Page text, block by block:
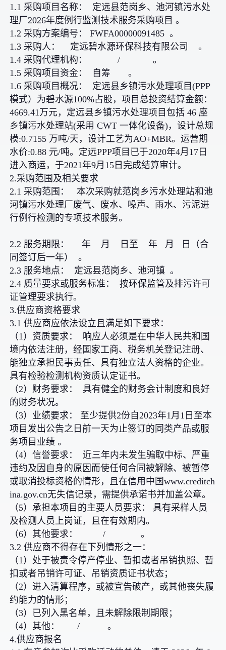
1.1 采购项目名称： 定远县范岗乡、池河镇污水处
理厂2026年度例行监测技术服务采购项目 。
1.2 采购方案编号： FWFA00000091485 。
1.3 采购人： 定远碧水源环保科技有限公司 。
1.4 采购代理机构： / 。
1.5 采购项目资金： 自筹 。
1.6 采购项目概况： 定远县乡镇污水处理项目(PPP
模式）为碧水源100%占股，项目总投资结算金额：
4669.41万元，定远县乡镇污水处理项目包括 46 座
乡镇污水处理站(采用 CWT 一体化设备)，设计总规
模:0.7155 万吨/天，设计工艺为AO+MBR。运营期
水价:0.88 元/吨。定远PPP项目已于2020年4月17日
进入商运，于2021年9月15日完成结算审计。
2.采购范围及相关要求
2.1 采购范围： 本次采购就范岗乡污水处理站和池
河镇污水处理厂废气、废水、噪声、雨水、污泥进
行例行检测的专项技术服务。
2.2 服务期限： 年 月 日至 年 月 日（合
同签订后一年） 。
2.3 服务地点： 定远县范岗乡、池河镇 。
2.4 质量要求或服务标准： 按环保监管及排污许可
证管理要求执行。
3.供应商资格要求
3.1 供应商应依法设立且满足如下要求：
（1）资质要求： 响应人必须是在中华人民共和国
境内依法注册，经国家工商、税务机关登记注册、
能独立承担民事责任、具有独立法人资格的企业。
具有检验检测机构资质认定证书。
（2）财务要求： 具有健全的财务会计制度和良好
的财务状况。
（3）业绩要求： 至少提供2份自2023年1月1日至本
项目发出公告之日前一天为止签订的同类产品或服
务项目业绩 。
（4）信誉要求： 近三年内未发生骗取中标、严重
违约及因自身的原因而使任何合同被解除、被暂停
或取消投标资格的情形，且在信用中国www.creditch
ina.gov.cn无失信记录，需提供承诺书并加盖公章。
（5）承担本项目的主要人员要求： 具有采样人员
及检测人员上岗证，且在有效期内。
（6）其他要求： / 。
3.2 供应商不得存在下列情形之一：
（1）处于被责令停产停业、暂扣或者吊销执照、暂
扣或者吊销许可证、吊销资质证书状态；
（2）进入清算程序，或被宣告破产，或其他丧失履
约能力的情形；
（3）已列入黑名单，且未解除限制期限；
（4）其他： / 。
4.供应商报名